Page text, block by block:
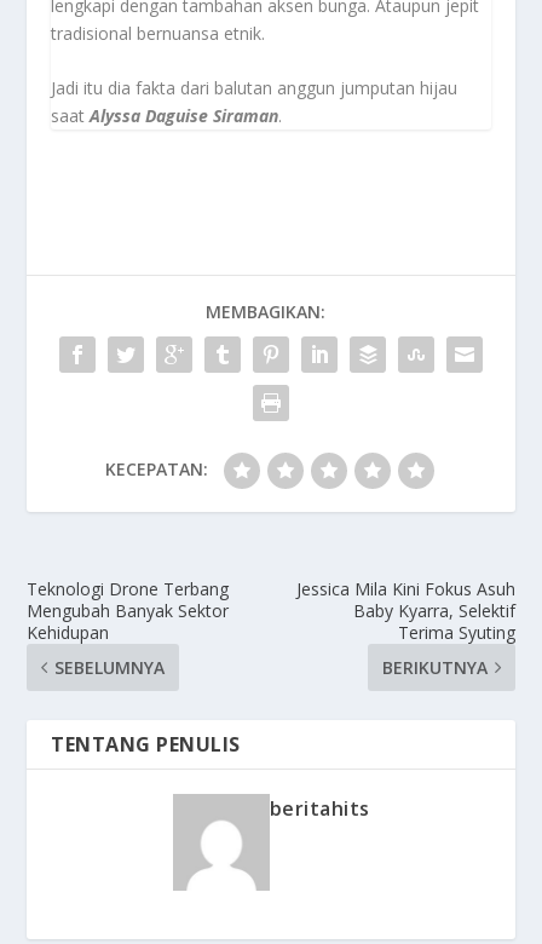
lengkapi dengan tambahan aksen bunga. Ataupun jepit
tradisional bernuansa etnik.
Jadi itu dia fakta dari balutan anggun jumputan hijau
saatAlyssa Daguise Siraman.
MEMBAGIKAN:
KECEPATAN:
Teknologi Drone Terbang
Mengubah Banyak Sektor
Kehidupan
SEBELUMNYA
Jessica Mila Kini Fokus Asuh
Baby Kyarra, Selektif
Terima Syuting
BERIKUTNYA
TENTANG PENULIS
beritahits